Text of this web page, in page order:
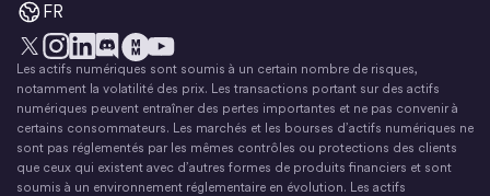
FR
X Instagram
LinkedIn
Discorde
Le mouvement monétaire
YouTube
Les actifs numériques sont soumis à un certain nombre de risques,
notamment la volatilité des prix. Les transactions portant sur des actifs
numériques peuvent entraîner des pertes importantes et ne pas convenir à
certains consommateurs. Les marchés et les bourses d’actifs numériques ne
sont pas réglementés par les mêmes contrôles ou protections des clients
que ceux qui existent avec d’autres formes de produits financiers et sont
soumis à un environnement réglementaire en évolution. Les actifs